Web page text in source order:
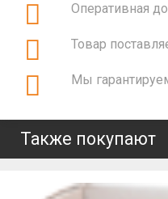
Оперативная
Товар
Мы
Также покупают